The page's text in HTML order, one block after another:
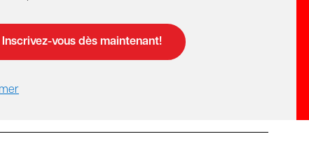
Inscrivez-vous dès maintenant!